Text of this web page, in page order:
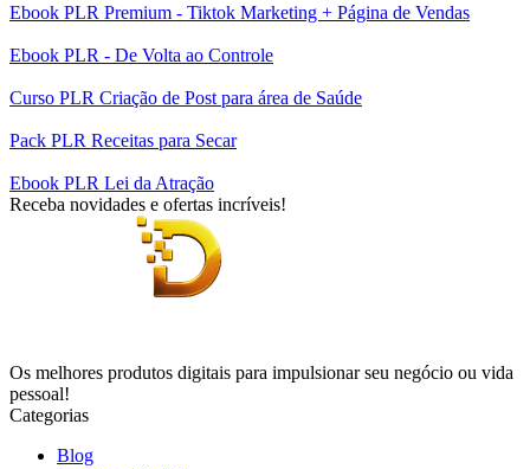
Ebook PLR Premium - Tiktok Marketing + Página de Vendas
Ebook PLR - De Volta ao Controle
Curso PLR Criação de Post para área de Saúde
Pack PLR Receitas para Secar
Ebook PLR Lei da Atração
Receba novidades e ofertas incríveis!
Os melhores produtos digitais para impulsionar seu negócio ou vida
pessoal!
Categorias
Blog